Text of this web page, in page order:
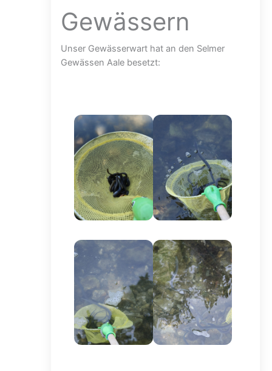
Gewässern
Unser Gewässerwart hat an den Selmer
Gewässen Aale besetzt: